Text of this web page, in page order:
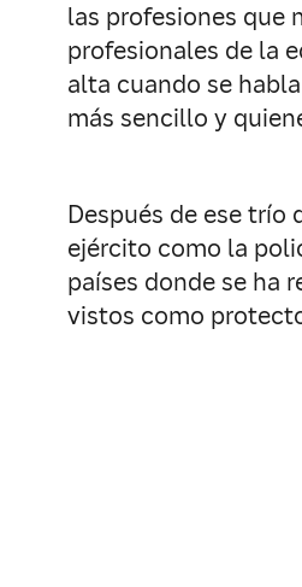
las profesiones que
profesionales de la
alta cuando se
más sencillo y
Después de ese trío
ejército como la
países donde se ha
vistos como